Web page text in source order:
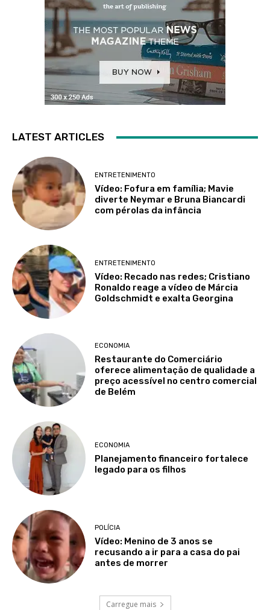
LATEST ARTICLES
ENTRETENIMENTO
Vídeo: Fofura em família; Mavie
diverte Neymar e Bruna Biancardi
com pérolas da infância
ENTRETENIMENTO
Vídeo: Recado nas redes; Cristiano
Ronaldo reage a vídeo de Márcia
Goldschmidt e exalta Georgina
ECONOMIA
Restaurante do Comerciário
oferece alimentação de qualidade a
preço acessível no centro comercial
de Belém
ECONOMIA
Planejamento financeiro fortalece
legado para os filhos
POLÍCIA
Vídeo: Menino de 3 anos se
recusando a ir para a casa do pai
antes de morrer
Carregue mais